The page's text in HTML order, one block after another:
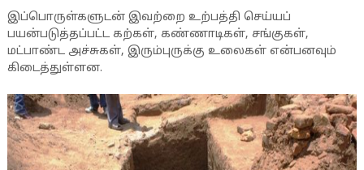
இப்பொருள்களுடன் இவற்றை உற்பத்தி செய்யப்
பயன்படுத்தப்பட்ட கற்கள், கண்ணாடிகள், சங்குகள்,
மட்பாண்ட அச்சுகள், இரும்புருக்கு உலைகள் என்பனவும்
கிடைத்துள்ளன.